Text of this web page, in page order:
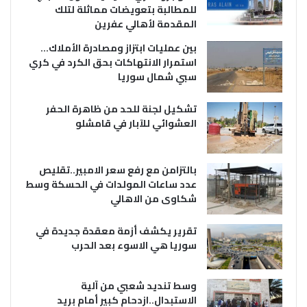
للمطالبة بتعويضات مماثلة لتلك
المقدمة لأهالي عفرين
بين عمليات ابتزاز ومصادرة الأملاك…
استمرار الانتهاكات بحق الكرد في كري
سبي شمال سوريا
تشكيل لجنة للحد من ظاهرة الحفر
العشوائي للآبار في قامشلو
بالتزامن مع رفع سعر الامبير..تقليص
عدد ساعات المولدات في الحسكة وسط
شكاوى من الاهالي
تقرير يكشف أزمة معقدة جديدة في
سوريا هي الاسوء بعد الحرب
وسط تنديد شعبي من آلية
الاستبدال..ازدحام كبير أمام بريد